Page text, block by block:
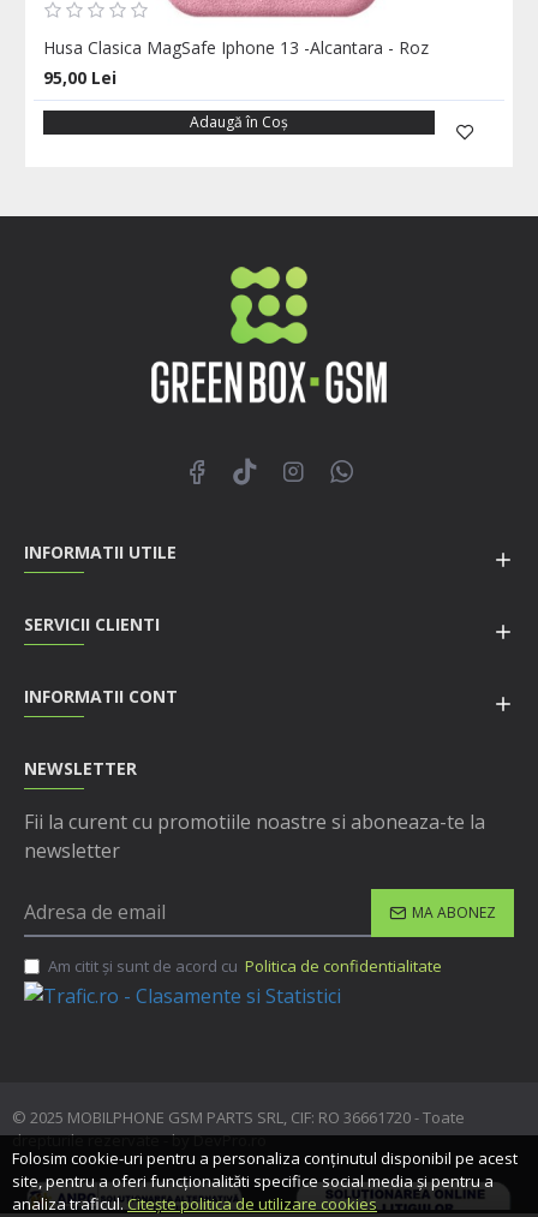
Husa Clasica MagSafe Iphone 13 -Alcantara - Roz
95,00 Lei
Adaugă în Coş
INFORMATII UTILE
SERVICII CLIENTI
INFORMATII CONT
NEWSLETTER
Fii la curent cu promotiile noastre si aboneaza-te la
newsletter
MA ABONEZ
Am citit şi sunt de acord cu Politica de confidentialitate
© 2025 MOBILPHONE GSM PARTS SRL, CIF: RO 36661720 - Toate
drepturile rezervate - by DevPro.ro
Folosim cookie-uri pentru a personaliza conținutul disponibil pe acest
site, pentru a oferi funcționalităti specifice social media și pentru a
analiza traficul.Citește politica de utilizare cookies